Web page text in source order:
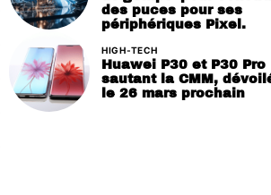
des puces pour ses
périphériques Pixel.
HIGH-TECH
Huawei P30 et P30 Pro
sautant la CMM,
le 26 mars prochain